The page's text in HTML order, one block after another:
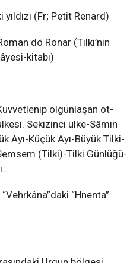
(Fr; Petit Renard)
dö Rönar (Tilki’nin
kitabı)
olgunlaşan ot-
Sekizinci ülke-Sâmin
Ayı-Küçük Ayı-Büyük Tilki-
(Tilki)-Tilki Günlüğü-
“Hnenta”.